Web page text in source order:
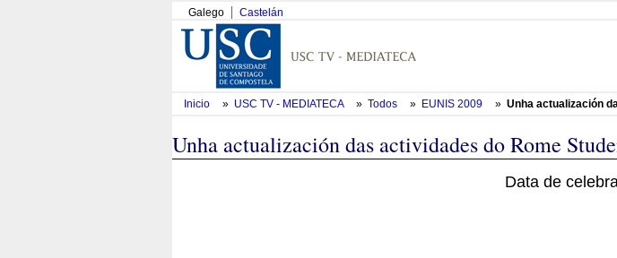
Galego Castelán
Inicio » USC TV - MEDIATECA » Todos » EUNIS 2009 » Unha actualización
Unha actualización das actividades do Rome
Data de